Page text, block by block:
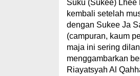
Suku (Sukee) Lhee
kembali setelah
dengan Sukee Ja
(campuran, kaum
maja ini sering
menggambarkan
Riayatsyah Al